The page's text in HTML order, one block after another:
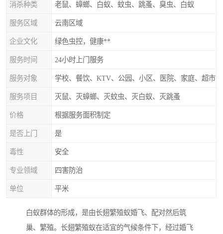
消杀种类 老鼠、蟑螂、白蚁、蚊虫、跳蚤、臭虫、白蚁
服务区域 云南区域
企业文化 绿色虫控，健康**
服务时间 24小时上门服务
服务对象 学校、餐饮、KTV、公园、小区、医院、家庭、超市
服务项目 灭鼠、灭蟑螂、灭蚊虫、灭白蚁、灭跳蚤
价格 根据服务面积制定
是否上门 是
毒性 安全
专业领域 四害防治
单位 平米
白蚁群体的形成，是由长翅繁殖蚁婚飞、配对然后筑
巢、繁殖。长翅繁殖蚁在适宜的气候条件下，经过婚飞